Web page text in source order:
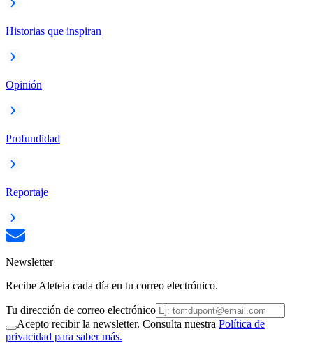
Historias que inspiran
Opinión
Profundidad
Reportaje
Newsletter
Recibe Aleteia cada día en tu correo electrónico.
Tu dirección de correo electrónico
Acepto recibir la newsletter. Consulta nuestra Política de
privacidad para saber más.